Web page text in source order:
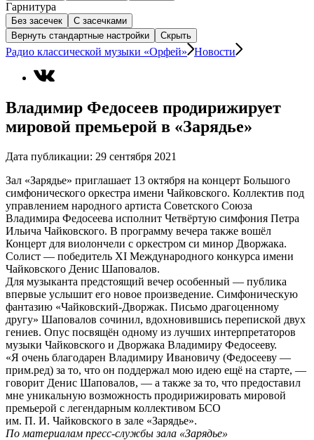
Гарнитура
Без засечек
С засечками
Вернуть стандартные настройки
Скрыть
Радио классической музыки «Орфей» Новости
Владимир Федосеев продирижирует
мировой премьерой в «Зарядье»
Дата публикации: 29 сентября 2021
Зал «Зарядье» приглашает 13 октября на концерт Большого
симфонического оркестра имени Чайковского. Коллектив под
управлением народного артиста Советского Союза
Владимира Федосеева исполнит Четвёртую симфония Петра
Ильича Чайковского. В программу вечера также вошёл
Концерт для виолончели с оркестром си минор Дворжака.
Солист — победитель XI Международного конкурса имени
Чайковского Денис Шаповалов.
Для музыканта предстоящий вечер особенный — публика
впервые услышит его новое произведение. Симфоническую
фантазию «Чайковский-Дворжак. Письмо драгоценному
другу» Шаповалов сочинил, вдохновившись перепиской двух
гениев. Опус посвящён одному из лучших интерпретаторов
музыки Чайковского и Дворжака Владимиру Федосееву.
«Я очень благодарен Владимиру Ивановичу (Федосееву —
прим.ред) за то, что он поддержал мою идею ещё на старте, —
говорит Денис Шаповалов, — а также за то, что предоставил
мне уникальную возможность продирижировать мировой
премьерой с легендарным коллективом БСО
им. П. И. Чайковского в зале «Зарядье».
По материалам пресс-службы зала «Зарядье»